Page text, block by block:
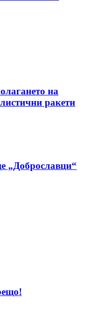
на
ракети
„Доброславци“